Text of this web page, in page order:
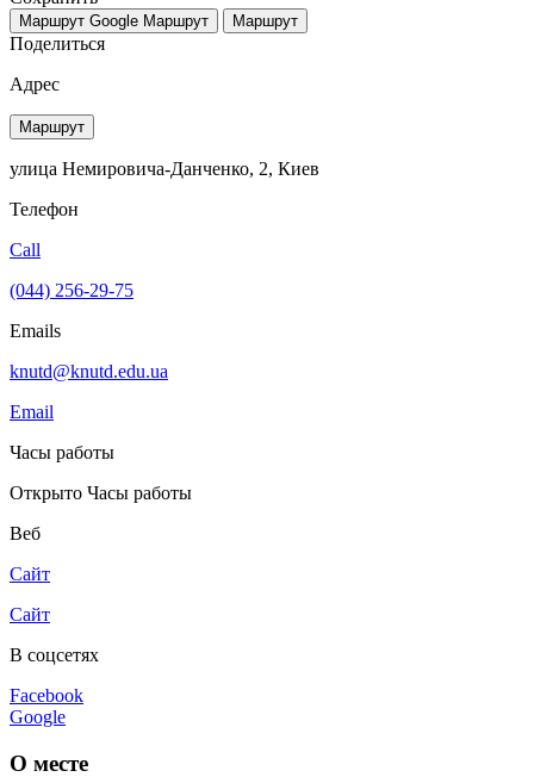
Маршрут Google Маршрут Маршрут
Поделиться
Адрес
Маршрут
улица Немировича-Данченко, 2, Киев
Телефон
Call
(044) 256-29-75
Emails
knutd@knutd.edu.ua
Email
Часы работы
Открыто Часы работы
Веб
Сайт
Сайт
В соцсетях
Facebook
Google
О месте